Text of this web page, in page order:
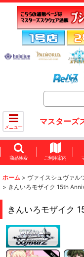
メニュー
マスターズ
商品検索 ご利用案内
ホーム > ヴァイスシュヴァル
> きんいろモザイク 15th
きんいろモザイク